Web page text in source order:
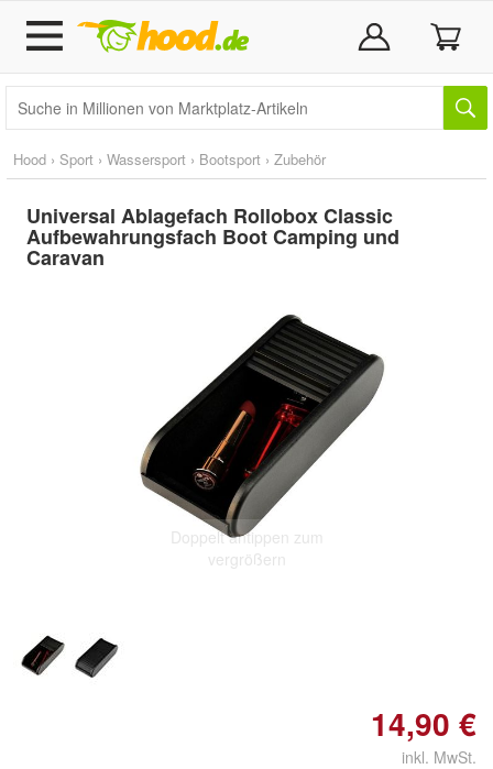
Hood › Sport › Wassersport › Bootsport › Zubehör
Universal Ablagefach Rollobox Classic
Aufbewahrungsfach Boot Camping und
Caravan
Doppelt antippen zum
vergrößern
14,90 €
inkl. MwSt.